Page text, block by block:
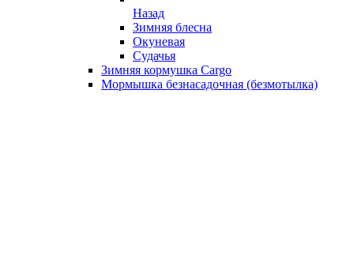
Назад
Зимняя блесна
Окуневая
Судачья
Зимняя кормушка Cargo
Мормышка безнасадочная (безмотылка)